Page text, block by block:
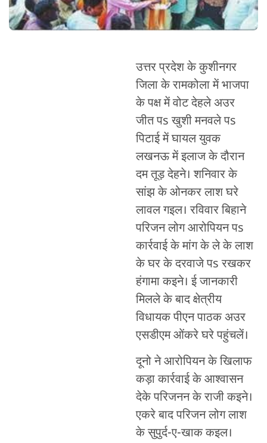
उत्तर प्रदेश के कुशीनगर
जिला के रामकोला में भाजपा
के पक्ष में वोट देहले अउर
जीत पs खुशी मनवले पs
पिटाई में घायल युवक
लखनऊ में इलाज के दौरान
दम तूड़ देहने। शनिवार के
सांझ के ओनकर लाश घरे
लावल गइल। रविवार बिहाने
परिजन लोग आरोपियन पs
कार्रवाई के मांग के ले के लाश
के घर के दरवाजे पs रखकर
हंगामा कइने। ई जानकारी
मिलले के बाद क्षेत्रीय
विधायक पीएन पाठक अउर
एसडीएम ओंकरे घरे पहुंचलें।
दूनो ने आरोपियन के खिलाफ
कड़ा कार्रवाई के आश्वासन
देके परिजनन के राजी कइने।
एकरे बाद परिजन लोग लाश
के सुपुर्द-ए-खाक कइल।